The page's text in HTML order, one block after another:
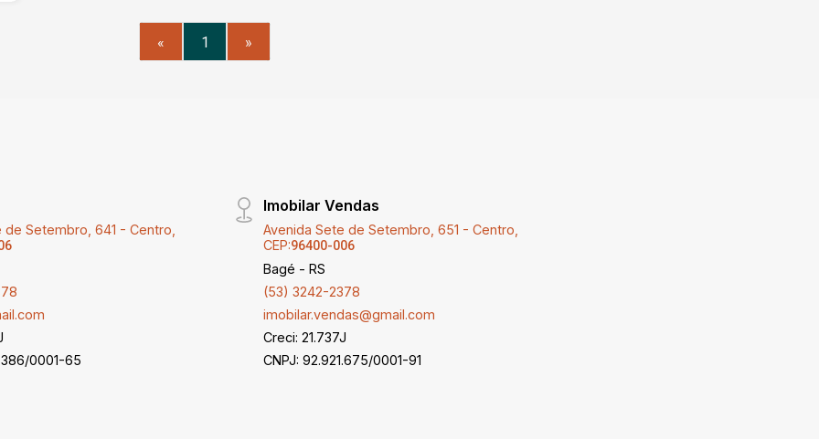
« 1 »
de Setembro, 641 - Centro,
0001-65
Imobilar Vendas
Avenida Sete de Setembro, 651 - Centro,
CEP:96400-006
Bagé - RS
(53) 3242-2378
imobilar.vendas@gmail.com
Creci: 21.737J
CNPJ: 92.921.675/0001-91